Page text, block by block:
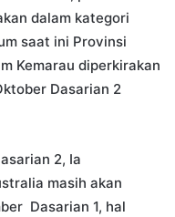
dalam kategori
saat ini Provinsi
Kemarau diperkirakan
Dasarian 2
2, Ia
masih akan
Dasarian 1, hal